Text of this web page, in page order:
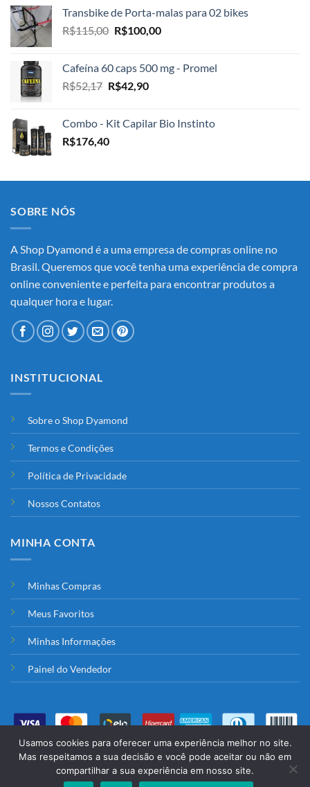
original
era:
atual
é:
Transbike de Porta-malas para 02 bikes
R$115,00 O
era:
R$115,00.
R$100,00O
é:
Cafeína 60 caps 500 mg - Promel
R$52,17 O
era:
R$52,17.
R$42,90O
é:
Combo - Kit Capilar Bio Instinto
R$176,40
SOBRE NÓS
A Shop Dyamond é a uma empresa de compras online no
Brasil. Queremos que você tenha uma experiência de compra
online conveniente e perfeita para encontrar produtos a
qualquer hora e lugar.
INSTITUCIONAL
Sobre o Shop Dyamond
Termos e Condições
Política de Privacidade
Nossos Contatos
MINHA CONTA
Minhas Compras
Meus Favoritos
Minhas Informações
Painel do Vendedor
HOME CATEGORIAS FAVORITOS PRODUTOS LOJAS
VENDER
CONTATO
2026 © Todos os direitos reservados a
Usamos cookies para oferecer uma experiência melhor no site.
Mas respeitamos a sua decisão e você pode aceitar ou não em
compartilhar a sua experiência em nosso site.